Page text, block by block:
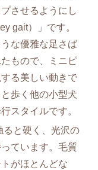
させるようにし
gait）」です。
な優雅な足さば
もので、ミニピ
る美しい動きで
歩く他の小型犬
スタイルです。
ると硬く、光沢の
ています。毛質
がほとんどな